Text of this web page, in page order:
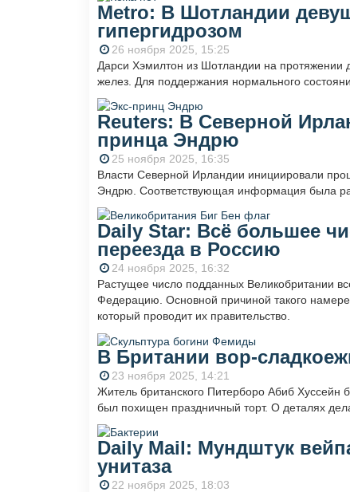
Metro: В Шотландии
гипергидрозом
26 ноября 2025, 15:25
Дарси Хэмилтон из Шотландии на протяжении
желез. Для поддержания нормального
Reuters: В Северной
принца Эндрю
25 ноября 2025, 16:35
Власти Северной Ирландии инициировали
Эндрю. Соответствующая информация была
Daily Star: Всё большее
переезда в Россию
24 ноября 2025, 16:32
Растущее число подданных Великобритании
Федерацию. Основной причиной такого
который проводит их правительство.
В Британии вор-
23 ноября 2025, 14:21
Житель британского Питерборо Абиб Хуссейн
был похищен праздничный торт. О деталях
Daily Mail: Мундштук
унитаза
22 ноября 2025, 18:03